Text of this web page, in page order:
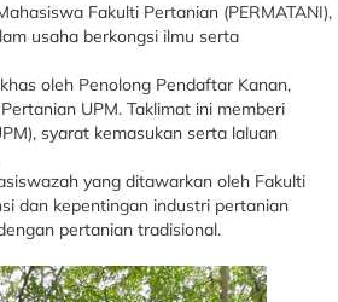
Fakulti Pertanian (PERMATANI),
usaha berkongsi ilmu serta
oleh Penolong Pendaftar Kanan,
UPM. Taklimat ini memberi
syarat kemasukan serta laluan
yang ditawarkan oleh Fakulti
dan kepentingan industri pertanian
pertanian tradisional.